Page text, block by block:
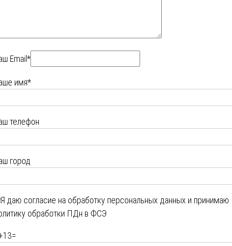
Email*
имя*
телефон
город
Я даю согласие на обработку персональных данных и принимаю
обработки ПДн в ФСЭ
13=